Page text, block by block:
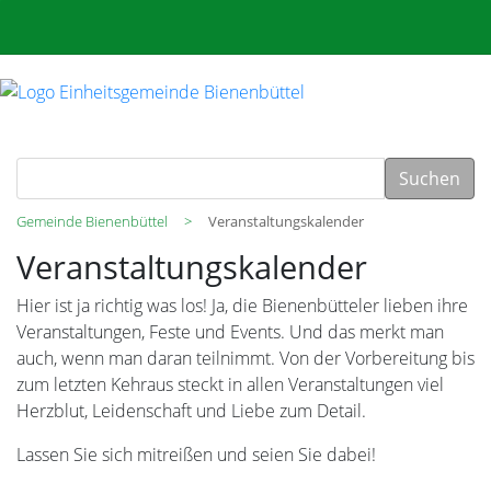
Suchen
Gemeinde Bienenbüttel Veranstaltungskalender
Veranstaltungskalender
Hier ist ja richtig was los! Ja, die Bienenbütteler lieben ihre
Veranstaltungen, Feste und Events. Und das merkt man
auch, wenn man daran teilnimmt. Von der Vorbereitung bis
zum letzten Kehraus steckt in allen Veranstaltungen viel
Herzblut, Leidenschaft und Liebe zum Detail.
Lassen Sie sich mitreißen und seien Sie dabei!